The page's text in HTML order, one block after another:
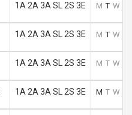
1A 2A 3A SL 2S 3E M T W
1A 2A 3A SL 2S 3E M T W
1A 2A 3A SL 2S 3E M T W
1A 2A 3A SL 2S 3E M T W